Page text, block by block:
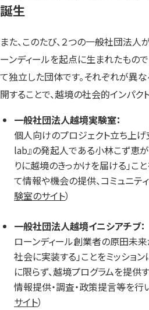
誕生
また、このたび、２つの一般社団法人
ーンディールを起点に生まれたもの
て独立した団体です。それぞれが異
開することで、越境の社会的インパク
一般社団法人越境実験室：
個人向けのプロジェクト立ち上
lab』の発起人である小林こず恵
りに越境のきっかけを届ける」こ
て情報や機会の提供、コミュニテ
験室のサイト）
一般社団法人越境イニシアチブ：
ローンディール創業者の原田未
社会に実装する」ことをミッショ
に限らず、越境プログラムを提供
情報提供・調査・政策提言等を行い
サイト）